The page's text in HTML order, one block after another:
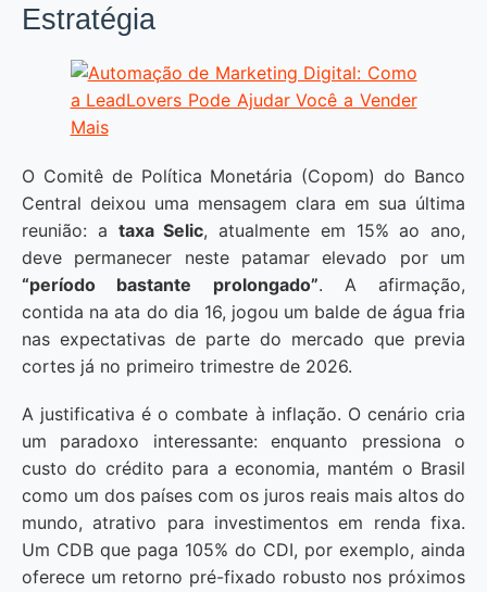
Estratégia
O Comitê de Política Monetária (Copom) do Banco
Central deixou uma mensagem clara em sua última
reunião: a taxa Selic, atualmente em 15% ao ano,
deve permanecer neste patamar elevado por um
“período bastante prolongado”. A afirmação,
contida na ata do dia 16, jogou um balde de água fria
nas expectativas de parte do mercado que previa
cortes já no primeiro trimestre de 2026.
A justificativa é o combate à inflação. O cenário cria
um paradoxo interessante: enquanto pressiona o
custo do crédito para a economia, mantém o Brasil
como um dos países com os juros reais mais altos do
mundo, atrativo para investimentos em renda fixa.
Um CDB que paga 105% do CDI, por exemplo, ainda
oferece um retorno pré-fixado robusto nos próximos